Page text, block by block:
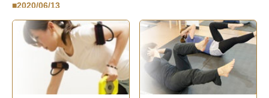
■2020/06/13
梅雨入りしましたね★
■2020/05/28
★☆★予約方法が変わりました★☆★
■2020/05/25
６月以降の営業に関しまして